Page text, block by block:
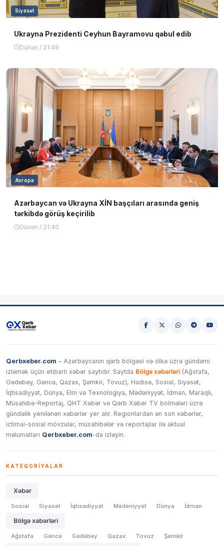
Siyasət
Ukrayna Prezidenti Ceyhun Bayramovu qəbul edib
Dünən / 21:49
Avropa
Azərbaycan və Ukrayna XİN başçıları arasında geniş
tərkibdə görüş keçirilib
Dünən / 21:40
Qerbxeber.com – Azərbaycanın qərb bölgəsi və ölkə üzrə gündəmi
izləmək üçün etibarlı xəbər saytıdır. Saytda Bölgə xəbərləri (Ağstafa,
Gədəbəy, Gəncə, Qazax, Şəmkir, Tovuz), Hadisə, Sosial, Siyasət,
İqtisadiyyat, Dünya, Elm və Texnologiya, Mədəniyyət, İdman, Maraqlı,
Müsahibə-Reportaj, QHT Xəbər və Qərb Xəbər TV bölmələri üzrə
gündəlik yenilənən xəbərlər yer alır. Regionlardan ən son xəbərlər,
ictimai-sosial mövzular, müsahibələr və reportajlar ilə aktual
məlumatları Qerbxeber.com-da izləyin.
KATEQORIYALAR
Xəbər
Sosial Siyasət İqtisadiyyat Mədəniyyət Dünya İdman
Bölgə xəbərləri
Ağstafa Gəncə Gədəbəy Qazax Tovuz Şəmkir